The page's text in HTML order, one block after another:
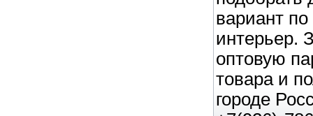
вариант
интерьер.
оптовую
товара и
городе